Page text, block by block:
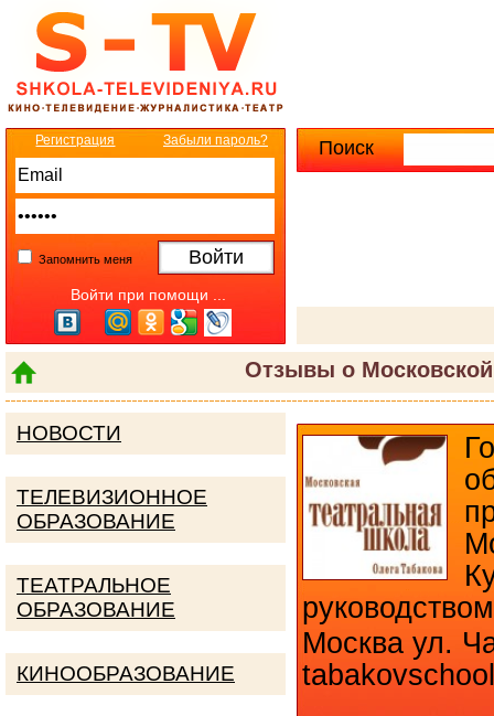
Поиск
Отзывы о Московской
Регистрация Забыли пароль?
Запомнить меня
Войти при помощи ...
Москва ул.
НОВОСТИ
ТЕЛЕВИЗИОННОЕ
ОБРАЗОВАНИЕ
ТЕАТРАЛЬНОЕ
ОБРАЗОВАНИЕ
КИНООБРАЗОВАНИЕ